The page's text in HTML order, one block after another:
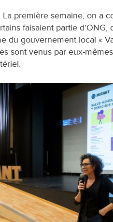
La première semaine, on a
faisaient partie d’ONG,
du gouvernement local «
sont venus par eux-